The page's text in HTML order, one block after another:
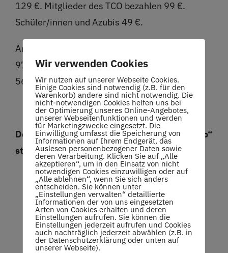
129 €. Mitglieder des TCO bezahlen 99 €.
Schüler/innen und Azubis 49 €.
Anmeldungen bei Steffi Reuter +49 174
9728379 oder Stefan Werner +49 152
56246504.
Der beliebte Anfängerkurs „from zero to hero“
startet wieder!
10 Trainerstunden zum ausprobieren
Schläger werden bei Bedarf gestellt
Mitgliedschaft nicht notwendig
Start: 06.05.2024
Jeden Mittwoch: 19-20 Uhr
Wir verwenden Cookies
Wir nutzen auf unserer Webseite Cookies.
Einige Cookies sind notwendig (z.B. für den
Warenkorb) andere sind nicht notwendig. Die
nicht-notwendigen Cookies helfen uns bei
der Optimierung unseres Online-Angebotes,
unserer Webseitenfunktionen und werden
für Marketingzwecke eingesetzt. Die
Einwilligung umfasst die Speicherung von
Informationen auf Ihrem Endgerät, das
Auslesen personenbezogener Daten sowie
deren Verarbeitung. Klicken Sie auf „Alle
akzeptieren“, um in den Einsatz von nicht
notwendigen Cookies einzuwilligen oder auf
„Alle ablehnen“, wenn Sie sich anders
entscheiden. Sie können unter
„Einstellungen verwalten“ detaillierte
Informationen der von uns eingesetzten
Arten von Cookies erhalten und deren
Einstellungen aufrufen. Sie können die
Einstellungen jederzeit aufrufen und Cookies
auch nachträglich jederzeit abwählen (z.B. in
der Datenschutzerklärung oder unten auf
unserer Webseite).